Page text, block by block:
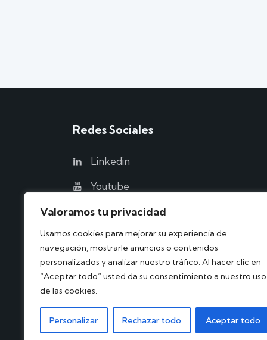
Valoramos tu privacidad
Usamos cookies para mejorar su experiencia de
navegación, mostrarle anuncios o contenidos
personalizados y analizar nuestro tráfico. Al hacer clic en
“Aceptar todo” usted da su consentimiento a nuestro uso
de las cookies.
Personalizar Rechazar todo Aceptar todo
Redes Sociales
Linkedin
Youtube
Suncycle Iberia© 2026. Todos los derechos